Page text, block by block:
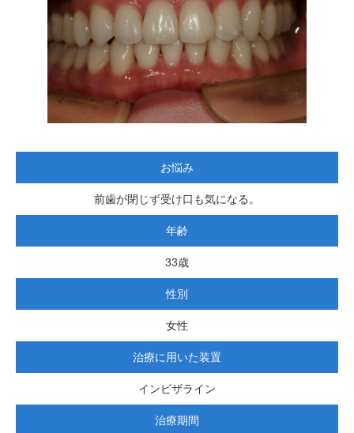
お悩み
前歯が閉じず受け口も気になる。
年齢
33歳
性別
女性
治療に用いた装置
インビザライン
治療期間